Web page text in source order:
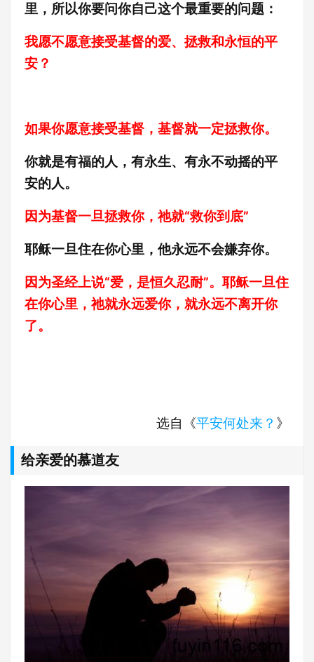
里，所以你要问你自己这个最重要的问题：
我愿不愿意接受基督的爱、拯救和永恒的平
安？
如果你愿意接受基督，基督就一定拯救你。
你就是有福的人，有永生、有永不动摇的平
安的人。
因为基督一旦拯救你，祂就“救你到底”
耶稣一旦住在你心里，他永远不会嫌弃你。
因为圣经上说“爱，是恒久忍耐”。耶稣一旦住
在你心里，祂就永远爱你，就永远不离开你
了。
选自《平安何处来？ 》
给亲爱的慕道友